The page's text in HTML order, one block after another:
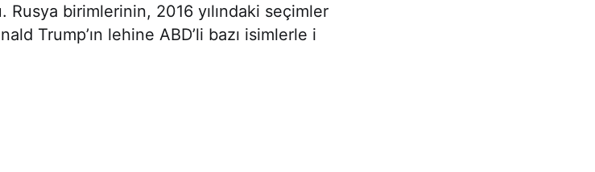
Rusya birimlerinin, 2016 yılındaki seçimler
Trump’ın lehine ABD’li bazı isimlerle i